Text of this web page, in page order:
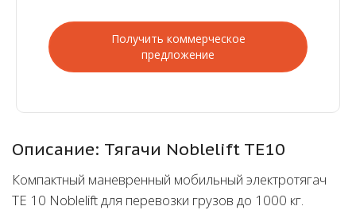
Получить коммерческое
предложение
Описание: Тягачи Noblelift TE10
Компактный маневренный мобильный электротягач
TE 10 Noblelift для перевозки грузов до 1000 кг.